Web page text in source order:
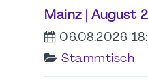
Mainz | August
06.08.2026
Stammtisch